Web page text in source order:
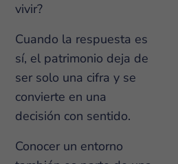
vivir?
Cuando la respuesta es
sí, el patrimonio deja de
ser solo una cifra y se
convierte en una
decisión con sentido.
Conocer un entorno